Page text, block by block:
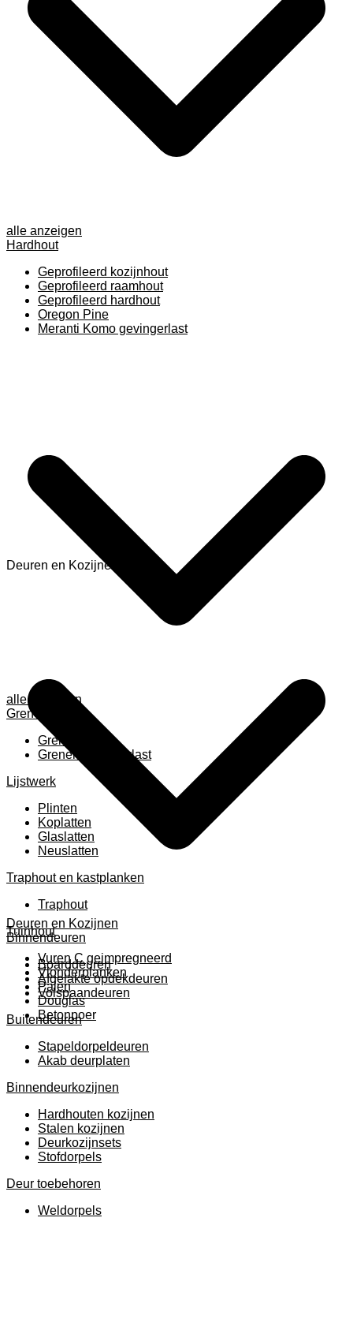
alle anzeigen
Hardhout
Geprofileerd kozijnhout
Geprofileerd raamhout
Geprofileerd hardhout
Oregon Pine
Meranti Komo gevingerlast
alle anzeigen
Grenen
Grenen B ruw
Grenen gevingerlast
Lijstwerk
Plinten
Koplatten
Glaslatten
Neuslatten
Traphout en kastplanken
Traphout
Tuinhout
Vuren C geimpregneerd
Vlonderplanken
Palen
Douglas
Betonpoer
Deuren en Kozijnen
Deuren en Kozijnen
Binnendeuren
Boarddeuren
Afgelakte opdekdeuren
Volspaandeuren
Buitendeuren
Stapeldorpeldeuren
Akab deurplaten
Binnendeurkozijnen
Hardhouten kozijnen
Stalen kozijnen
Deurkozijnsets
Stofdorpels
Deur toebehoren
Weldorpels